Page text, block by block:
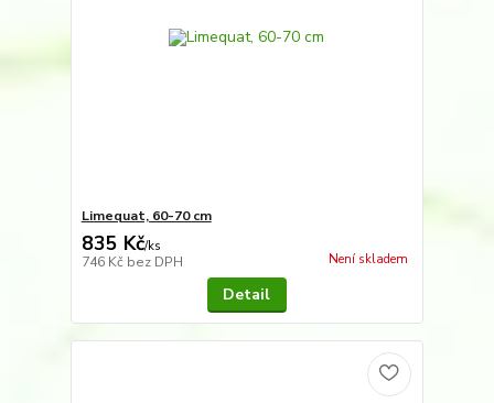
Limequat, 60-70 cm
835 Kč/ks
746 Kč bez DPH Není skladem
Detail